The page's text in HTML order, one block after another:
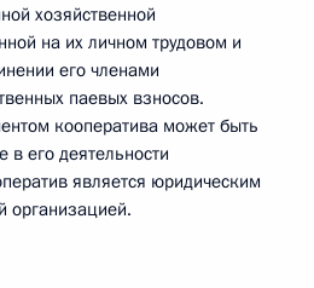
хозяйственной
на их личном трудовом и
его членами
паевых взносов.
кооператива может быть
в его деятельности
является юридическим
организацией.